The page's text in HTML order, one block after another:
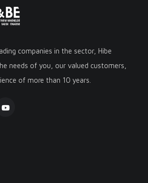
companies in the sector, Hibe
needs of you, our valued customers,
of more than 10 years.